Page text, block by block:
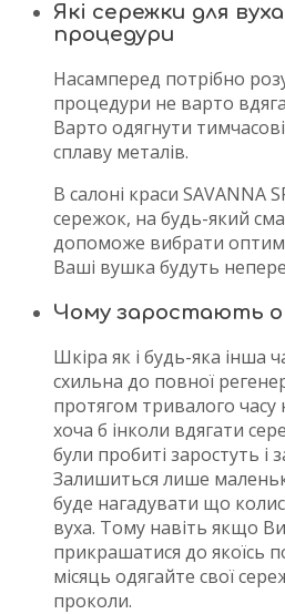
Які сережки для
процедури
Насамперед потрібно
процедури не варто
Варто одягнути
сплаву металів.
В салоні краси SAVANNA
сережок, на будь-який
допоможе вибрати
Ваші вушка будуть
Чому заростають
Шкіра як і будь-яка інша
схильна до повної
протягом тривалого часу
хоча б інколи вдягати
були пробиті заростуть і
Залишиться лише
буде нагадувати що
вуха. Тому навіть якщо
прикрашатися до якоїсь
місяць одягайте свої
проколи.